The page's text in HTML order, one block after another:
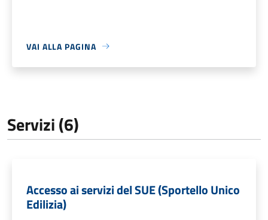
VAI ALLA PAGINA
Servizi (6)
Accesso ai servizi del SUE (Sportello Unico
Edilizia)